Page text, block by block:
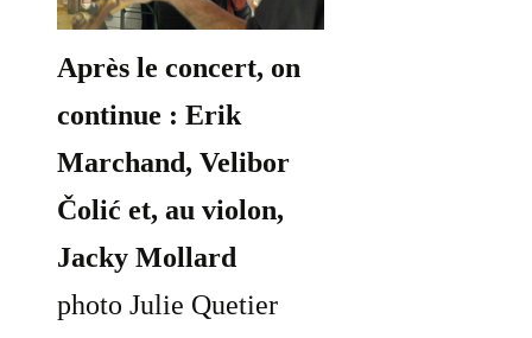
Après le concert, on
continue : Erik
Marchand, Velibor
Čolić et, au violon,
Jacky Mollard
photo Julie Quetier